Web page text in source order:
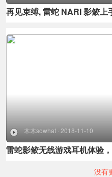
再见束缚, 雷蛇 NARI 影鲛上
木木sowhat · 2018-11-10
雷蛇影鲛无线游戏耳机体验
没有